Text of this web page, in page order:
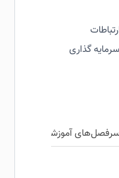
گذاری
آموزشی